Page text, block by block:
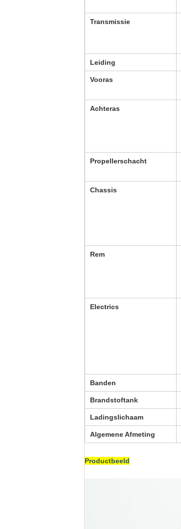
Transmissie
Leiding
Vooras
Achteras
Propellerschacht
Chassis
Rem
Electrics
Banden
Brandstoftank
Ladingslichaam
Algemene Afmeting
Productbeeld